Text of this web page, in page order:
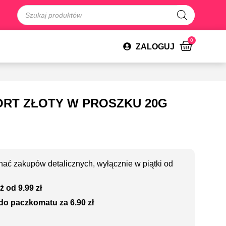
ZALOGUJ
0
ZŁOTY W PROSZKU 20G
zakupów detalicznych, wyłącznie w piątki od
od 9.99 zł
paczkomatu za 6.90 zł